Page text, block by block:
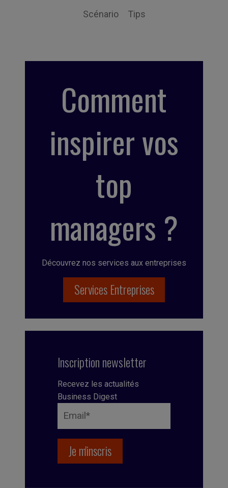
Scénario Tips
Comment
inspirer vos
top
managers ?
Découvrez nos services aux entreprises
Services Entreprises
Inscription newsletter
Recevez les actualités
Business Digest